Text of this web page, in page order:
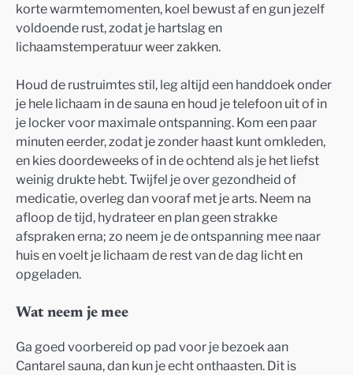
korte warmtemomenten, koel bewust af en gun jezelf
voldoende rust, zodat je hartslag en
lichaamstemperatuur weer zakken.
Houd de rustruimtes stil, leg altijd een handdoek onder
je hele lichaam in de sauna en houd je telefoon uit of in
je locker voor maximale ontspanning. Kom een paar
minuten eerder, zodat je zonder haast kunt omkleden,
en kies doordeweeks of in de ochtend als je het liefst
weinig drukte hebt. Twijfel je over gezondheid of
medicatie, overleg dan vooraf met je arts. Neem na
afloop de tijd, hydrateer en plan geen strakke
afspraken erna; zo neem je de ontspanning mee naar
huis en voelt je lichaam de rest van de dag licht en
opgeladen.
Wat neem je mee
Ga goed voorbereid op pad voor je bezoek aan
Cantarel sauna, dan kun je echt onthaasten. Dit is